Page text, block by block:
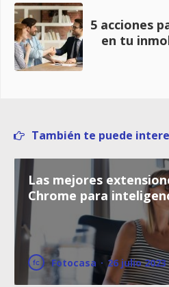
5 acciones
en tu
También te puede
Las mejores
Chrome para
Fotocasa · 26 julio 2023